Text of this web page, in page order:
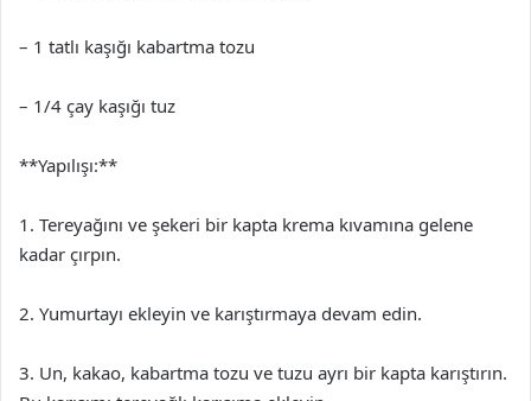
– 1 tatlı kaşığı kabartma tozu
– 1/4 çay kaşığı tuz
**Yapılışı:**
1. Tereyağını ve şekeri bir kapta krema kıvamına gelene
kadar çırpın.
2. Yumurtayı ekleyin ve karıştırmaya devam edin.
3. Un, kakao, kabartma tozu ve tuzu ayrı bir kapta karıştırın.